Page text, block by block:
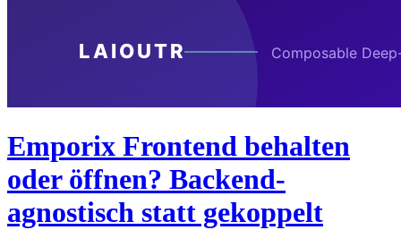
Emporix Frontend behalten
oder öffnen? Backend-
agnostisch statt gekoppelt